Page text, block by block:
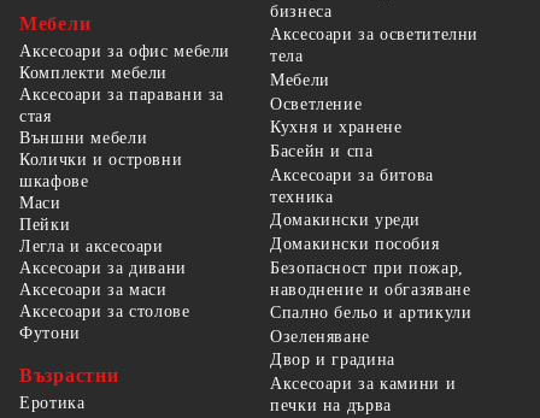
Мебели
Аксесоари за офис мебели
Комплекти мебели
Аксесоари за паравани за
стая
Външни мебели
Колички и островни
шкафове
Маси
Пейки
Легла и аксесоари
Аксесоари за дивани
Аксесоари за маси
Аксесоари за столове
Футони
Възрастни
Еротика
бизнеса
Аксесоари за осветителни
тела
Мебели
Осветление
Кухня и хранене
Басейн и спа
Аксесоари за битова
техника
Домакински уреди
Домакински пособия
Безопасност при пожар,
наводнение и обгазяване
Спално бельо и артикули
Озеленяване
Двор и градина
Аксесоари за камини и
печки на дърва